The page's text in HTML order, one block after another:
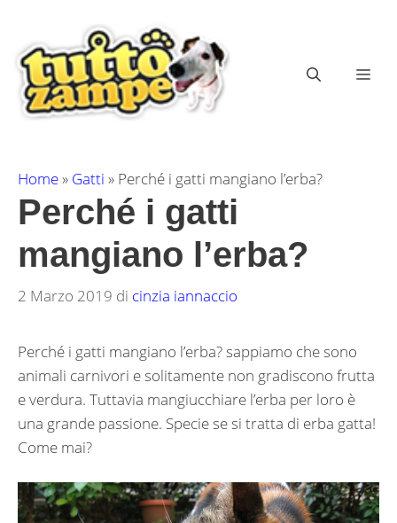
contenuto
Home» Gatti » Perché i gatti mangiano l’erba?
Perché i gatti
mangiano l’erba?
2 Marzo 2019 di cinzia iannaccio
Perché i gatti mangiano l’erba? sappiamo che sono
animali carnivori e solitamente non gradiscono frutta
e verdura. Tuttavia mangiucchiare l’erba per loro è
una grande passione. Specie se si tratta di erba gatta!
Come mai?